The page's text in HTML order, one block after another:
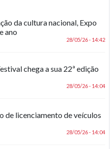
da cultura nacional, Expo
ano
28/05/26 - 14:42
chega a sua 22ª edição
28/05/26 - 14:04
de licenciamento de veículos
28/05/26 - 14:04